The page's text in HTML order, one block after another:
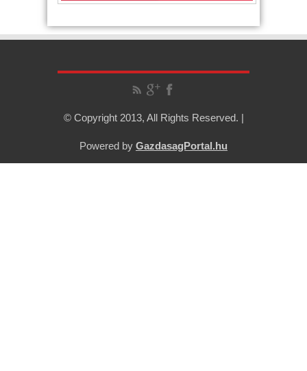
© Copyright 2013, All Rights Reserved. |
Powered by GazdasagPortal.hu